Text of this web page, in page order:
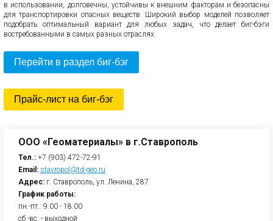
в использовании, долговечны, устойчивы к внешним факторам и безопасны
для транспортировки опасных веществ. Широкий выбор моделей позволяет
подобрать оптимальный вариант для любых задач, что делает биг-бэги
востребованными в самых разных отраслях.
Перейти в раздел биг-бэг
Прайс-лист на биг-бэг
ООО «Геоматериалы» в г.Ставрополь
Тел.: +7 (903) 472-72-91
Email: stavropol@td-geo.ru
Адрес: г. Ставрополь, ул. Ленина, 287
График работы:
пн.-пт.: 9.00 - 18.00
сб.-вс. - выходной